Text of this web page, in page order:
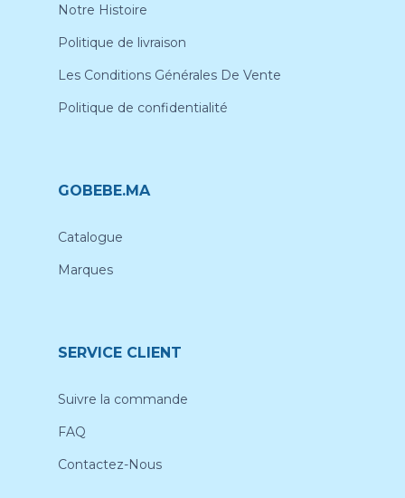
Notre Histoire
Politique de livraison
Les Conditions Générales De Vente
Politique de confidentialité
GOBEBE.MA
Catalogue
Marques
SERVICE CLIENT
Suivre la commande
FAQ
Contactez-Nous